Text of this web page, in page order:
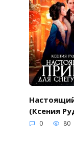
(Ксения
0 80